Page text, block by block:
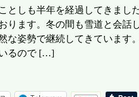
としも半年を経過してきまし
ります。冬の間も雪道と会話
な姿勢で継続してきています
るので […]